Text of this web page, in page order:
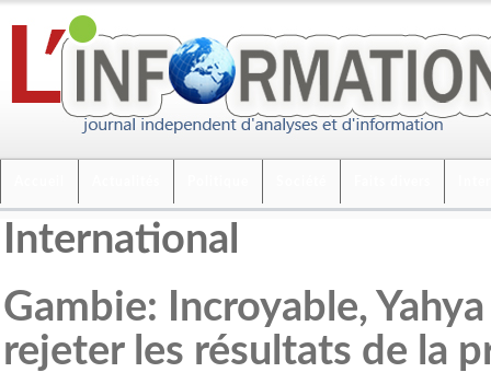
International
Gambie: Incroyable,
rejeter les résultats de la